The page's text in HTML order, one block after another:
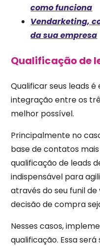
como funciona
Vendarketing,
da sua empresa
Qualificação de
Qualificar seus leads
integração entre os
melhor possível.
Principalmente no
base de contatos
qualificação de leads
indispensável para
através do seu funil
decisão de compra
Nesses casos,
qualificação. Essa